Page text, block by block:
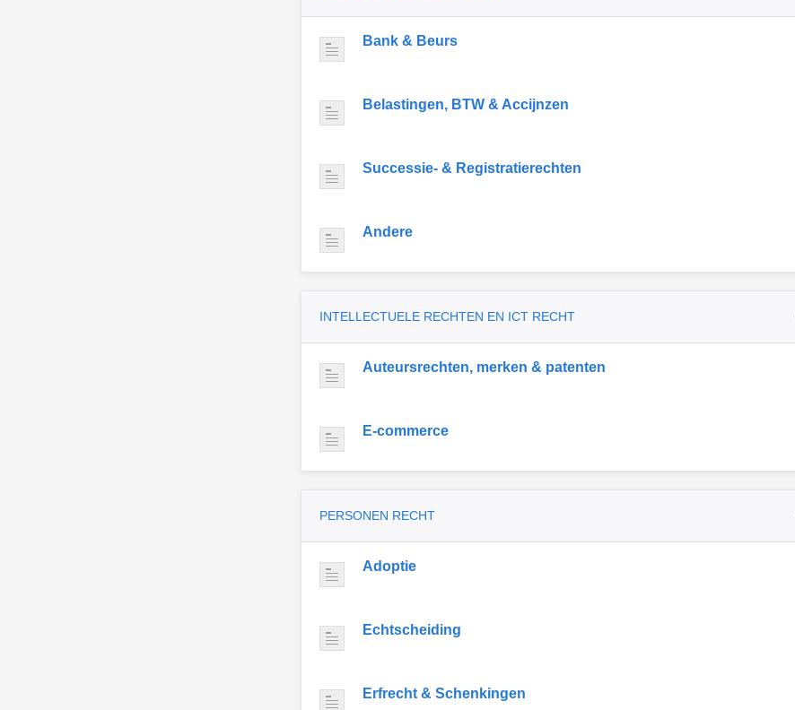
Bank & Beurs
Belastingen, BTW & Accijnzen
Successie- & Registratierechten
Andere
INTELLECTUELE RECHTEN EN ICT RECHT
Auteursrechten, merken & patenten
E-commerce
PERSONEN RECHT
Adoptie
Echtscheiding
Erfrecht & Schenkingen